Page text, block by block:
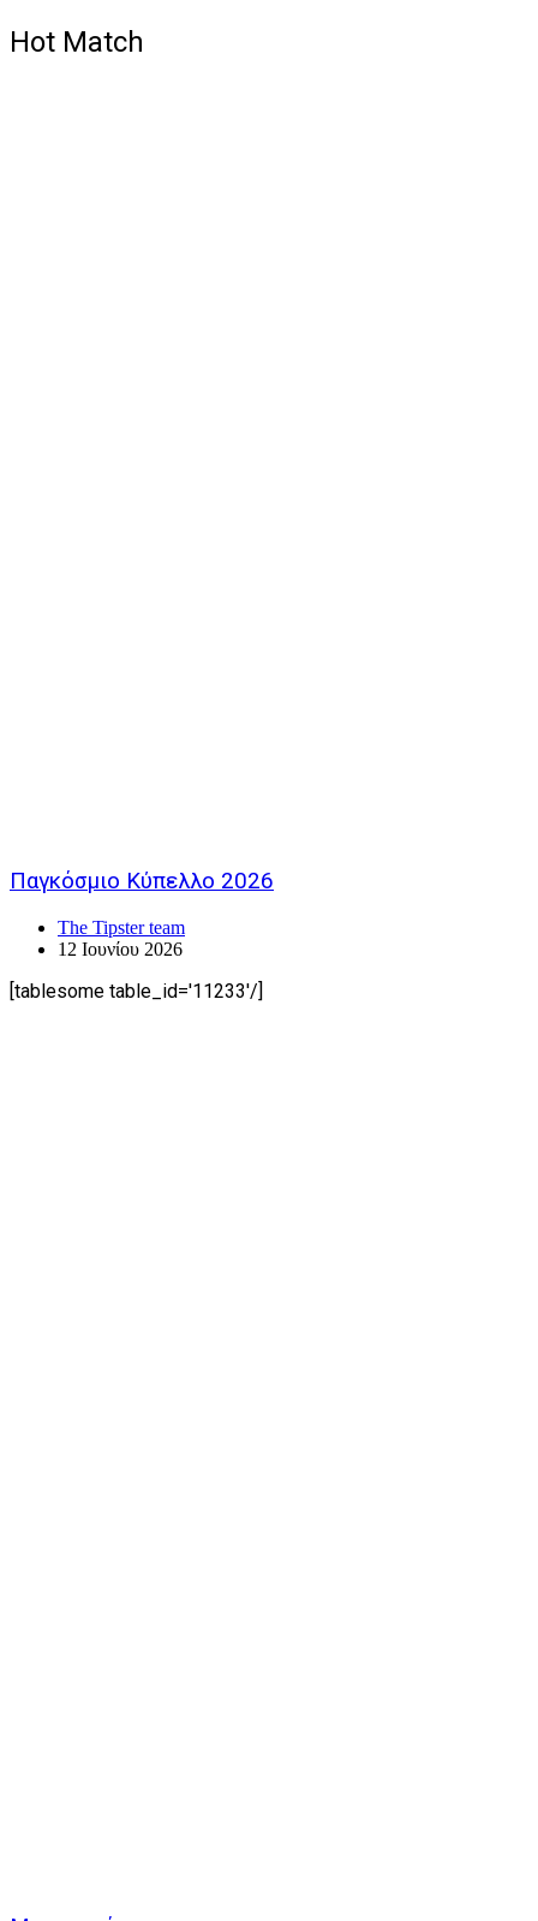
Hot Match
Παγκόσμιο Κύπελλο 2026
The Tipster team
12 Ιουνίου 2026
[tablesome table_id='11233'/]